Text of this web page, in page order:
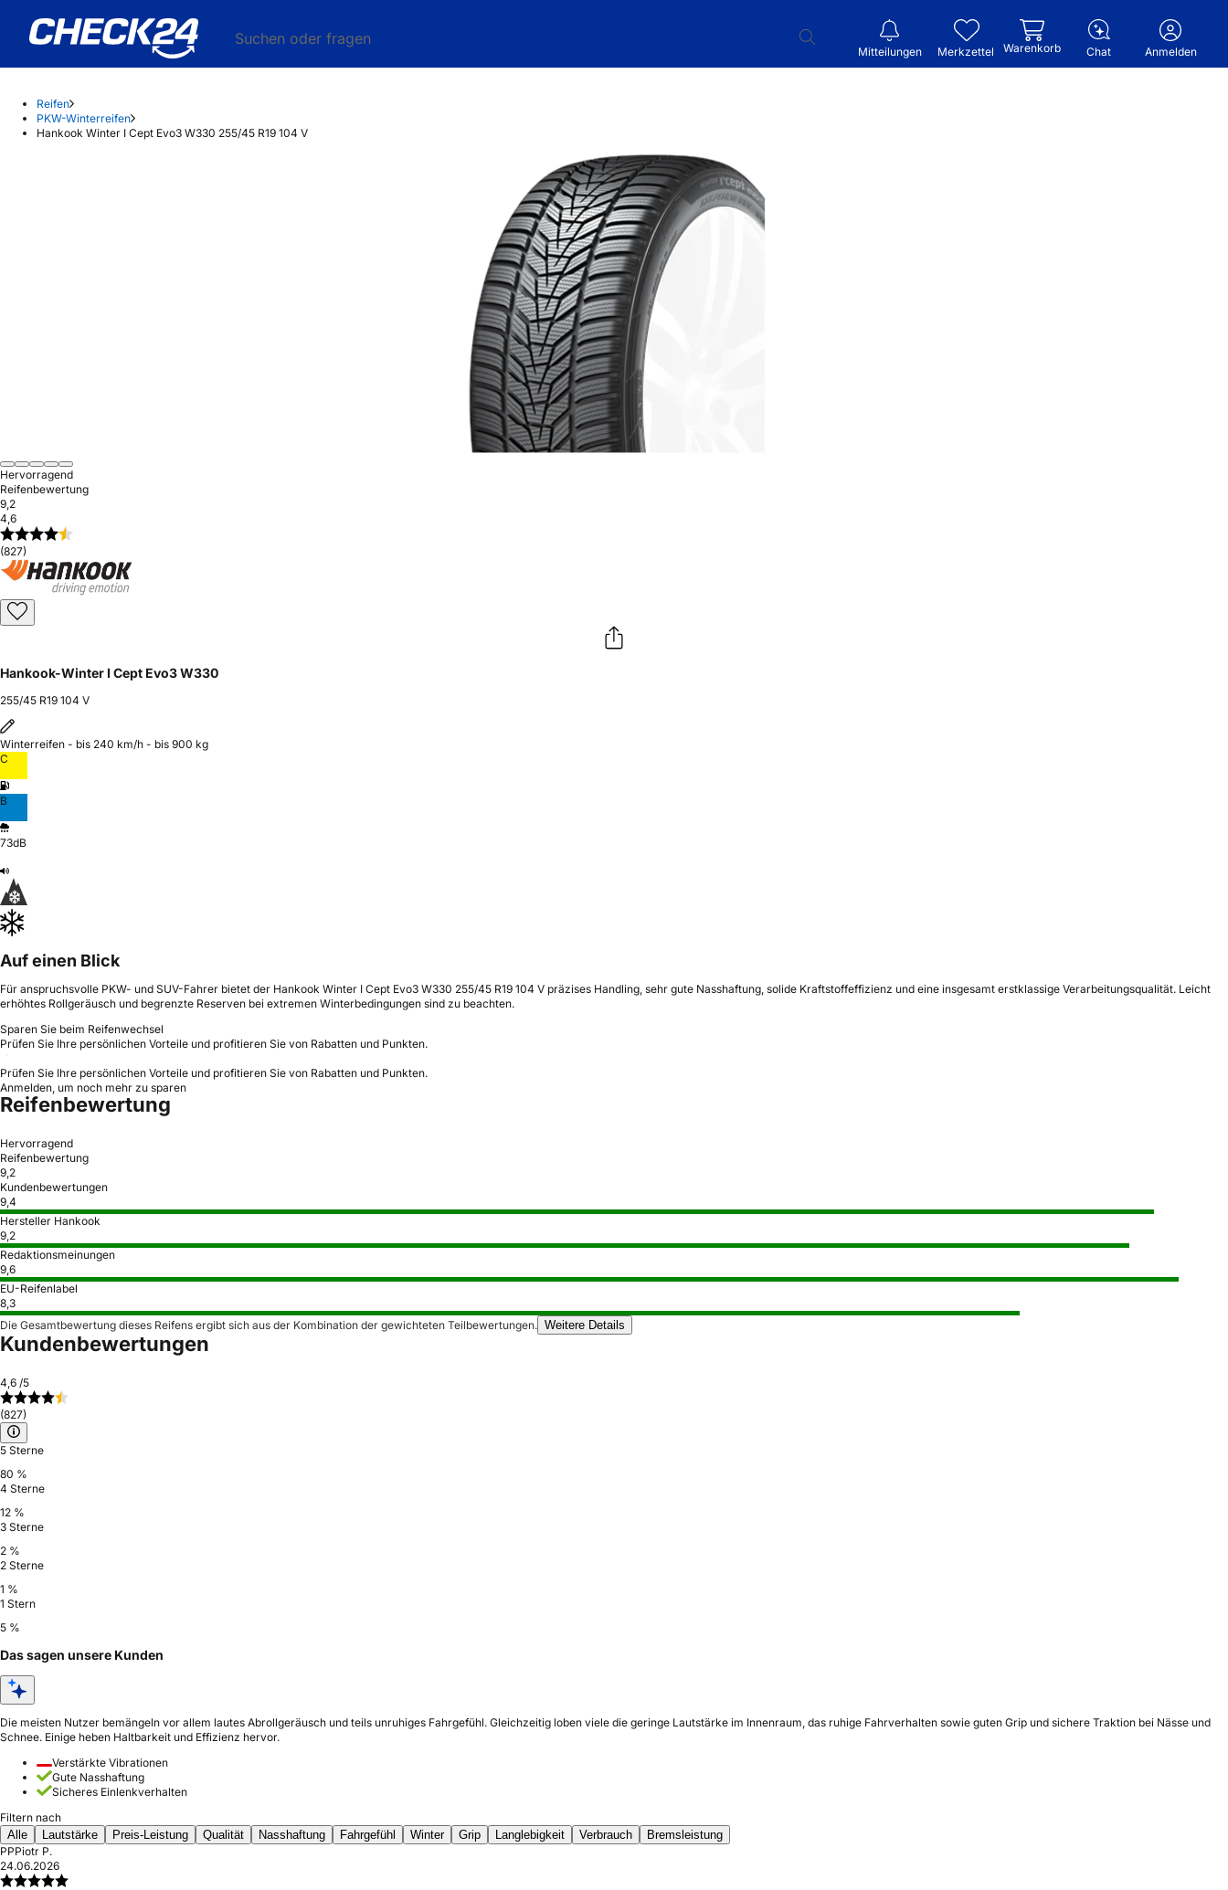
Suchen oder fragen
Mitteilungen Merkzettel Warenkorb Chat Anmelden
Reifen
PKW-Winterreifen
Hankook Winter I Cept Evo3 W330 255/45 R19 104 V
Hervorragend
Reifenbewertung
9,2
4,6
(827)
Hankook-Winter I Cept Evo3 W330
255/45 R19 104 V
Winterreifen - bis 240 km/h - bis 900 kg
C
B
73dB
Auf einen Blick
Für anspruchsvolle PKW- und SUV-Fahrer bietet der Hankook Winter I Cept Evo3 W330 255/45 R19 104 V präzises Handling, sehr gute Nasshaftung, solide Kraftstoffeffizienz und eine insgesamt erstklassige Verarbeitungsqualität. Leicht
erhöhtes Rollgeräusch und begrenzte Reserven bei extremen Winterbedingungen sind zu beachten.
Sparen Sie beim Reifenwechsel
Prüfen Sie Ihre persönlichen Vorteile und profitieren Sie von Rabatten und Punkten.
Prüfen Sie Ihre persönlichen Vorteile und profitieren Sie von Rabatten und Punkten.
Anmelden, um noch mehr zu sparen
Reifenbewertung
Hervorragend
Reifenbewertung
9,2
Kundenbewertungen
9,4
Hersteller Hankook
9,2
Redaktionsmeinungen
9,6
EU-Reifenlabel
8,3
Die Gesamtbewertung dieses Reifens ergibt sich aus der Kombination der gewichteten Teilbewertungen. Weitere Details
Kundenbewertungen
4,6 /5
(827)
5 Sterne
80 %
4 Sterne
12 %
3 Sterne
2 %
2 Sterne
1 %
1 Stern
5 %
Das sagen unsere Kunden
Die meisten Nutzer bemängeln vor allem lautes Abrollgeräusch und teils unruhiges Fahrgefühl. Gleichzeitig loben viele die geringe Lautstärke im Innenraum, das ruhige Fahrverhalten sowie guten Grip und sichere Traktion bei Nässe und
Schnee. Einige heben Haltbarkeit und Effizienz hervor.
Verstärkte Vibrationen
Gute Nasshaftung
Sicheres Einlenkverhalten
Filtern nach
Alle
Lautstärke Preis-Leistung Qualität Nasshaftung Fahrgefühl Winter Grip Langlebigkeit Verbrauch
Bremsleistung
PPPiotr P.
24.06.2026